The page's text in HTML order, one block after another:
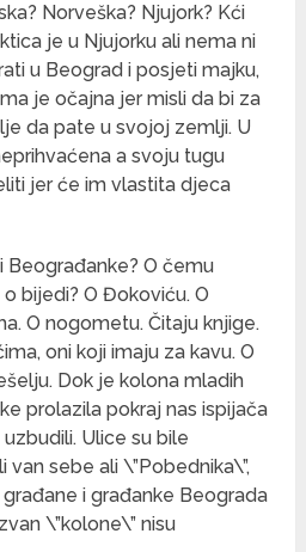
Norveška? Njujork? Kći
je u Njujorku ali nema ni
u Beograd i posjeti majku,
je očajna jer misli da bi za
da pate u svojoj zemlji. U
a svoju tugu
jer će im vlastita djeca
Beograđanke? O čemu
bijedi? O Đokoviću. O
O nogometu. Čitaju knjige.
oni koji imaju za kavu. O
Dok je kolona mladih
prolazila pokraj nas ispijača
Ulice su bile
van sebe ali \”Pobednika\”,
i građanke Beograda
\”kolone\” nisu